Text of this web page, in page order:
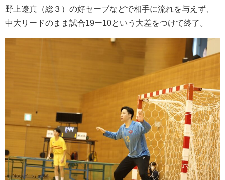
野上遼真（総３）の好セーブなどで相手に流れを与えず、
中大リードのまま試合19ー10という大差をつけて終了。